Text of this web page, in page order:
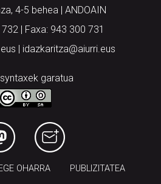
4-5 behea | ANDOAIN
| Faxa: 943 300 731
| idazkaritza@aiurri.eus
garatua
OHARRA PUBLIZITATEA